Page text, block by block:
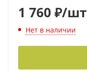
1 760 ₽/шт
Нет в наличии